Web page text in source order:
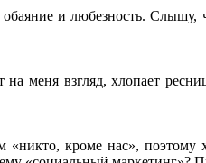
и любезность. Слышу,
меня взгляд, хлопает
кроме нас», поэтому